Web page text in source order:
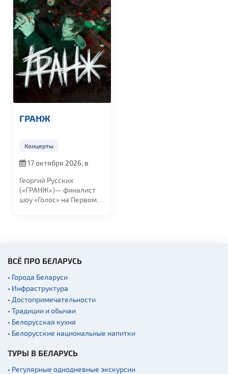
ГРАНЖ
Концерты
17 октября 2026, в
Георгий Русских
(«ГРАНЖ»)— финалист
шоу «Голос» на Первом
ВСЁ ПРО БЕЛАРУСЬ
• Города Беларуси
• Инфраструктура
• Достопримечательности
• Традиции и обычаи
• Белорусская кухня
• Белорусские национальные напитки
ТУРЫ В БЕЛАРУСЬ
• Регулярные однодневные экскурсии